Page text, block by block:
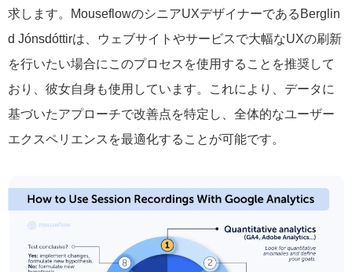
求します。MouseflowのシニアUXデザイナーであるBerglin
d Jónsdóttirは、ウェブサイトやサービスで大幅なUXの刷新
を行いたい場合にこのプロセスを使用することを推奨して
おり、彼女自身も使用しています。これにより、データに
基づいたアプローチで改善点を特定し、全体的なユーザー
エクスペリエンスを最適化することが可能です。